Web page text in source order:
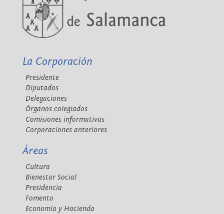
La Corporación
Presidente
Diputados
Delegaciones
Órganos colegiados
Comisiones informativas
Corporaciones anteriores
Áreas
Cultura
Bienestar Social
Presidencia
Fomento
Economía y Hacienda